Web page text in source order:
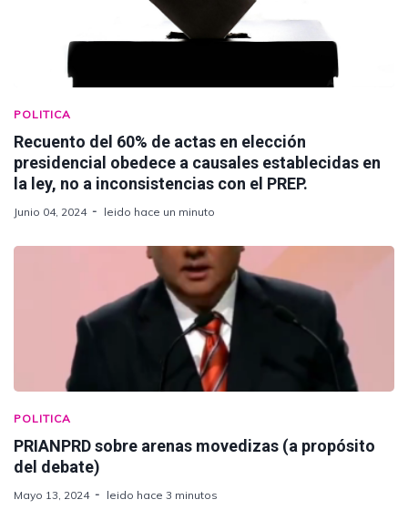
POLITICA
Recuento del 60% de actas en elección
presidencial obedece a causales establecidas en
la ley, no a inconsistencias con el PREP.
Junio 04, 2024 leido hace un minuto
POLITICA
PRIANPRD sobre arenas movedizas (a propósito
del debate)
Mayo 13, 2024 leido hace 3 minutos